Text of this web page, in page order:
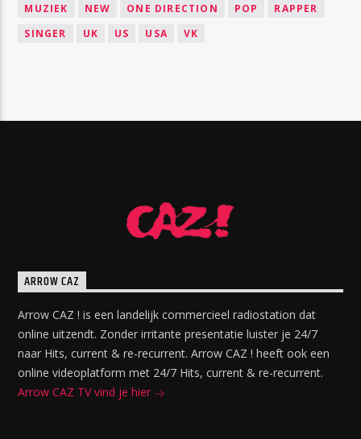
MUZIEK
NEW ONE DIRECTION POP
RAPPER
SINGER
UK US USA VK
ARROW CAZ
Arrow CAZ ! is een landelijk commercieel radiostation dat
online uitzendt. Zonder irritante presentatie luister je 24/7
naar Hits, current & re-recurrent. Arrow CAZ ! heeft ook een
online videoplatform met 24/7 Hits, current & re-recurrent.
Arrow CAZ TV vind je hier